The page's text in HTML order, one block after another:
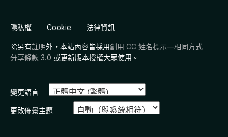
隱私權 Cookie 法律資訊
除另有註明外，本站內容皆採用創用 CC 姓名標示—相同方式
分享條款 3.0 或更新版本授權大眾使用。
變更語言
更改佈景主題